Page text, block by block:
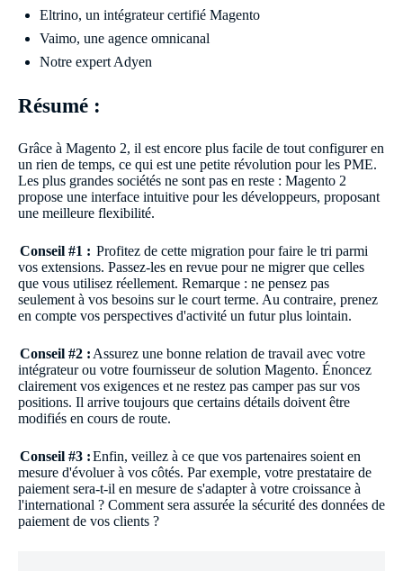
Eltrino, un intégrateur certifié Magento
Vaimo, une agence omnicanal
Notre expert Adyen
Résumé :
Grâce à Magento 2, il est encore plus facile de tout configurer en
un rien de temps, ce qui est une petite révolution pour les PME.
Les plus grandes sociétés ne sont pas en reste : Magento 2
propose une interface intuitive pour les développeurs, proposant
une meilleure flexibilité.
Conseil #1 : Profitez de cette migration pour faire le tri parmi
vos extensions. Passez-les en revue pour ne migrer que celles
que vous utilisez réellement. Remarque : ne pensez pas
seulement à vos besoins sur le court terme. Au contraire, prenez
en compte vos perspectives d'activité un futur plus lointain.
Conseil #2 : Assurez une bonne relation de travail avec votre
intégrateur ou votre fournisseur de solution Magento. Énoncez
clairement vos exigences et ne restez pas camper pas sur vos
positions. Il arrive toujours que certains détails doivent être
modifiés en cours de route.
Conseil #3 :Enfin, veillez à ce que vos partenaires soient en
mesure d'évoluer à vos côtés. Par exemple, votre prestataire de
paiement sera-t-il en mesure de s'adapter à votre croissance à
l'international ? Comment sera assurée la sécurité des données de
paiement de vos clients ?